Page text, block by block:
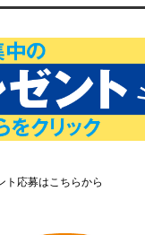
ト応募はこちらから